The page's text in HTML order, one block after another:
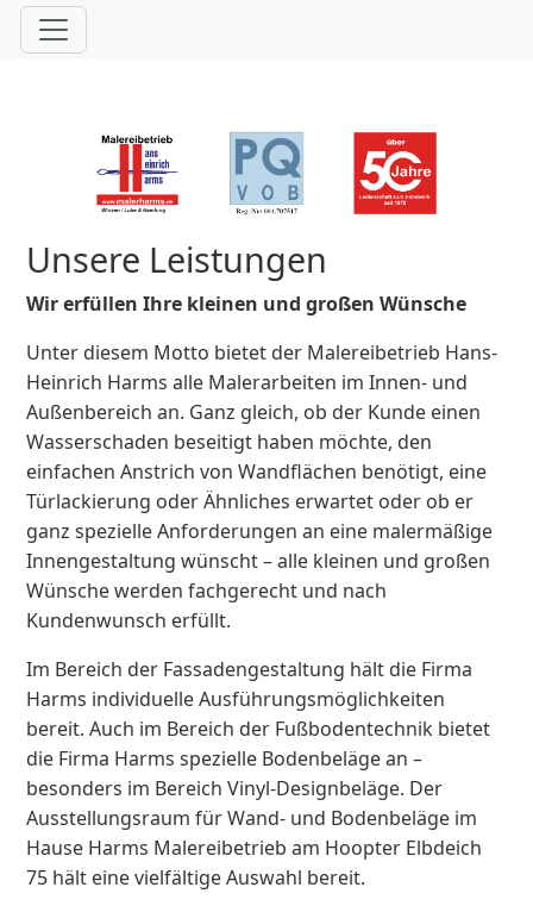
Unsere Leistungen
Wir erfüllen Ihre kleinen und großen Wünsche
Unter diesem Motto bietet der Malereibetrieb Hans-
Heinrich Harms alle Malerarbeiten im Innen- und
Außenbereich an. Ganz gleich, ob der Kunde einen
Wasserschaden beseitigt haben möchte, den
einfachen Anstrich von Wandflächen benötigt, eine
Türlackierung oder Ähnliches erwartet oder ob er
ganz spezielle Anforderungen an eine malermäßige
Innengestaltung wünscht – alle kleinen und großen
Wünsche werden fachgerecht und nach
Kundenwunsch erfüllt.
Im Bereich der Fassadengestaltung hält die Firma
Harms individuelle Ausführungsmöglichkeiten
bereit. Auch im Bereich der Fußbodentechnik bietet
die Firma Harms spezielle Bodenbeläge an –
besonders im Bereich Vinyl-Designbeläge. Der
Ausstellungsraum für Wand- und Bodenbeläge im
Hause Harms Malereibetrieb am Hoop­ter Elbdeich
75 hält eine vielfältige Auswahl bereit.